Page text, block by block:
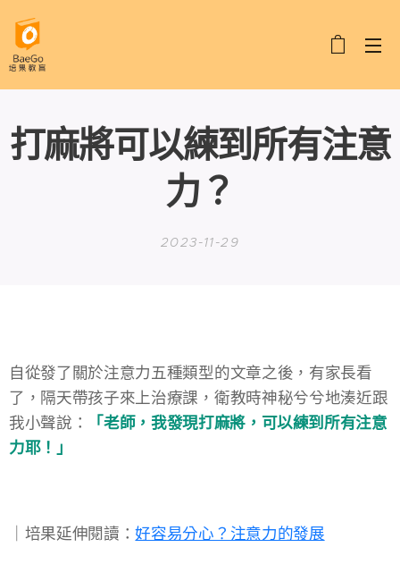
打麻將可以練到所有注意
力？
2023-11-29
自從發了關於注意力五種類型的文章之後，有家長看
了，隔天帶孩子來上治療課，衛教時神秘兮兮地湊近跟
我小聲說：
「老師，我發現打麻將，可以練到所有注意
力耶！」
｜培果延伸閱讀：好容易分心？注意力的發展